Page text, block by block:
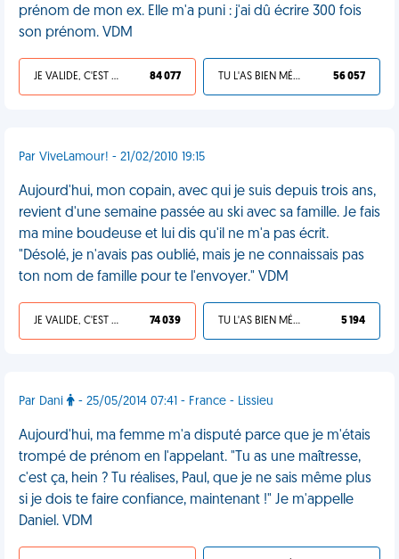
prénom de mon ex. Elle m'a puni : j'ai dû écrire 300 fois
son prénom. VDM
JE VALIDE, C'EST UNE VDM 84 077 TU L'AS BIEN MÉRITÉ 56 057
Par ViveLamour! - 21/02/2010 19:15
Aujourd'hui, mon copain, avec qui je suis depuis trois ans,
revient d'une semaine passée au ski avec sa famille. Je fais
ma mine boudeuse et lui dis qu'il ne m'a pas écrit.
"Désolé, je n'avais pas oublié, mais je ne connaissais pas
ton nom de famille pour te l'envoyer." VDM
JE VALIDE, C'EST UNE VDM 74 039 TU L'AS BIEN MÉRITÉ 5 194
Par Dani - 25/05/2014 07:41 - France - Lissieu
Aujourd'hui, ma femme m'a disputé parce que je m'étais
trompé de prénom en l'appelant. "Tu as une maîtresse,
c'est ça, hein ? Tu réalises, Paul, que je ne sais même plus
si je dois te faire confiance, maintenant !" Je m'appelle
Daniel. VDM